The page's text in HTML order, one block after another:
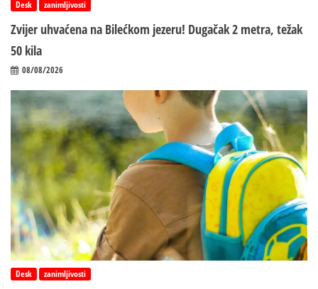
Desk zanimljivosti
Zvijer uhvaćena na Bilećkom jezeru! Dugačak 2 metra, težak
50 kila
08/08/2026
Desk zanimljivosti